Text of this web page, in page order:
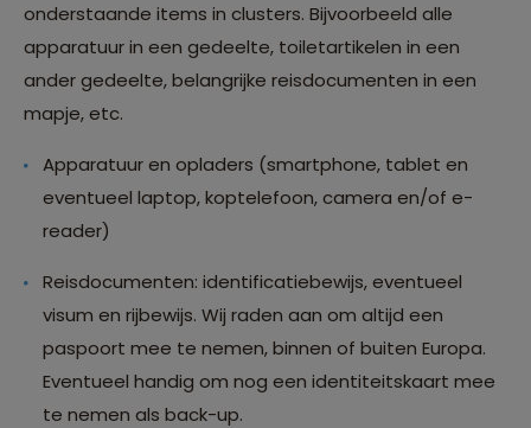
onderstaande items in clusters. Bijvoorbeeld alle
apparatuur in een gedeelte, toiletartikelen in een
ander gedeelte, belangrijke reisdocumenten in een
mapje, etc.
Apparatuur en opladers (smartphone, tablet en
eventueel laptop, koptelefoon, camera en/of e-
reader)
Reisdocumenten: identificatiebewijs, eventueel
visum en rijbewijs. Wij raden aan om altijd een
paspoort mee te nemen, binnen of buiten Europa.
Eventueel handig om nog een identiteitskaart mee
te nemen als back-up.